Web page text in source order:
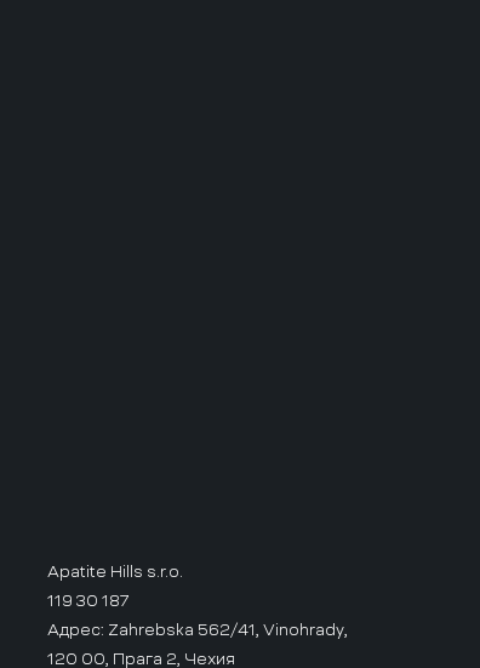
Apatite Hills s.r.o.
119 30 187
Адрес: Zahrebska 562/41, Vinohrady,
120 00, Прага 2, Чехия